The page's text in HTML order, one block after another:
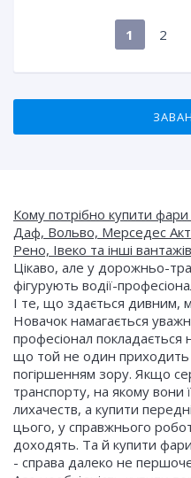
1 2
Кому потрібно купити
Даф, Вольво, Мерседес
Рено, Івеко та інші
Цікаво, але у дорожньо-
фігурують водії-
І те, що здається дивним,
Новачок намагається
професіонал покладається
що той не один приходить
погіршенням зору. Якщо
транспорту, на якому вони
лихачеств, а купити
цього, у справжнього
доходять. Та й купити
- справа далеко не